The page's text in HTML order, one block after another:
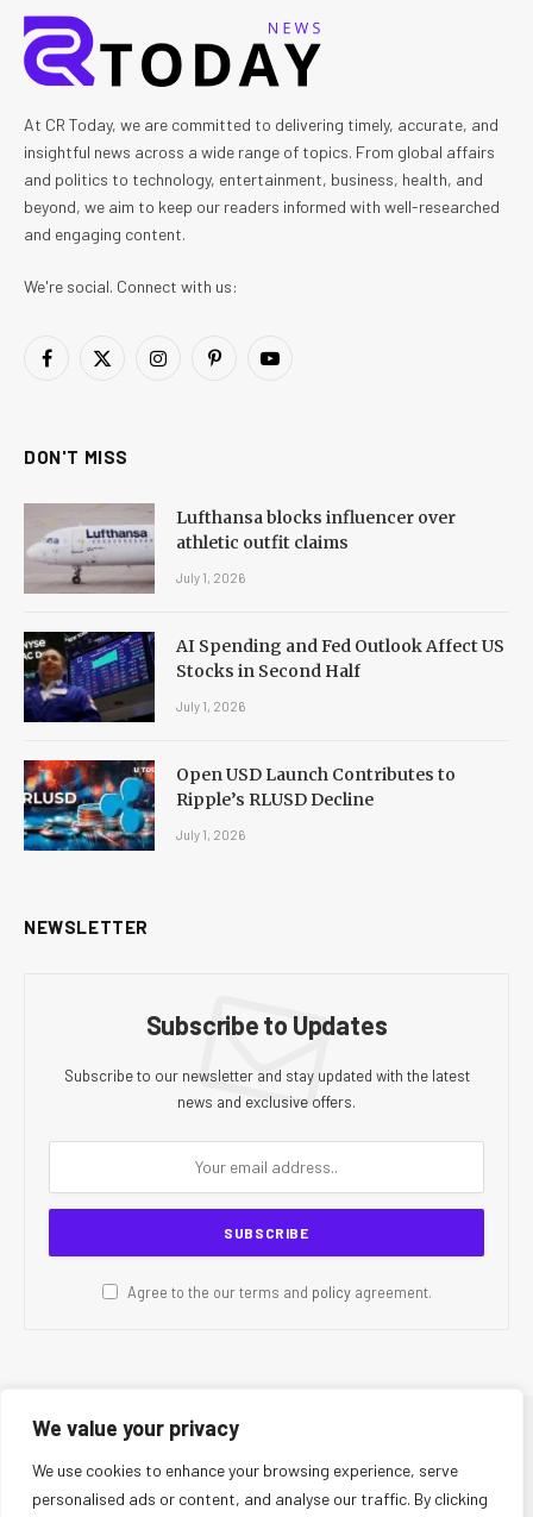
We value your privacy
We use cookies to enhance your browsing experience, serve
personalised ads or content, and analyse our traffic. By clicking
At CR Today, we are committed to delivering timely, accurate, and
insightful news across a wide range of topics. From global affairs
and politics to technology, entertainment, business, health, and
beyond, we aim to keep our readers informed with well-researched
and engaging content.
We're social. Connect with us:
Facebook
X
InstagramPinterestYouTube
DON'T MISS
Lufthansa blocks influencer over
athletic outfit claims
July 1, 2026
AI Spending and Fed Outlook Affect US
Stocks in Second Half
July 1, 2026
Open USD Launch Contributes to
Ripple’s RLUSD Decline
July 1, 2026
NEWSLETTER
Subscribe to Updates
Subscribe to our newsletter and stay updated with the latest
news and exclusive offers.
Agree to the our terms and policyagreement.
About Us Editorial Team Contact Us Privacy Policy